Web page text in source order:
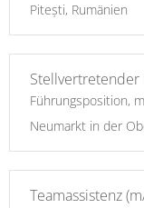
Pitești, Rumänien
Führungsposition,
Neumarkt in der
Teamassistenz